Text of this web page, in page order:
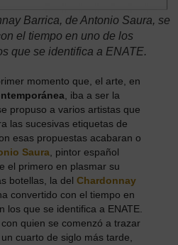
Barrica, de Antonio Saura, se
el tiempo en uno de los
que se identifica a ENATE.
momento que, el arte, en
, iba a ser la
propuso a varios artistas que
las sucesivas etiquetas de
esas propuestas acabaran o
Saura , pintor español
el primero en plasmar su
botellas, la del Chardonnay
convertido con el tiempo en
los que se identifica a ENATE.
quien se comenzó a trazar
cuarto de siglo más tarde,